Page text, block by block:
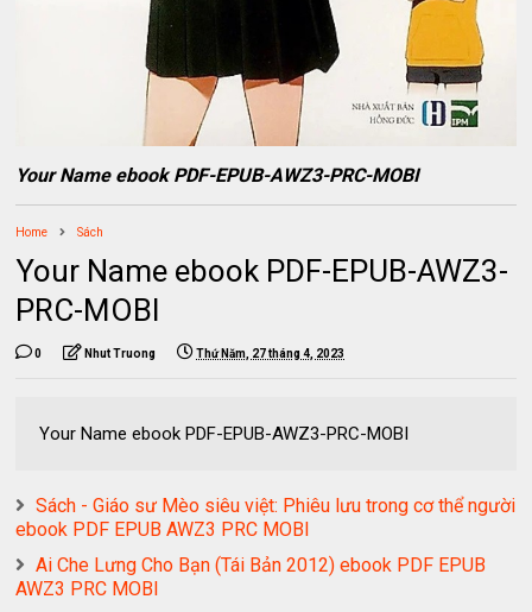
Your Name ebook PDF-EPUB-AWZ3-PRC-MOBI
Home Sách
Your Name ebook PDF-EPUB-AWZ3-
PRC-MOBI
0 Nhut Truong Thứ Năm, 27 tháng 4, 2023
Your Name ebook PDF-EPUB-AWZ3-PRC-MOBI
Sách - Giáo sư Mèo siêu việt: Phiêu lưu trong cơ thể người
ebook PDF EPUB AWZ3 PRC MOBI
Ai Che Lưng Cho Bạn (Tái Bản 2012) ebook PDF EPUB
AWZ3 PRC MOBI